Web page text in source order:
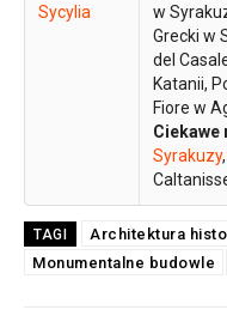
Sycylia
w
Grecki w
del
Katanii,
Fiore w
Ciekawe
Syrakuzy
TAGI Architektura
Monumentalne budowle